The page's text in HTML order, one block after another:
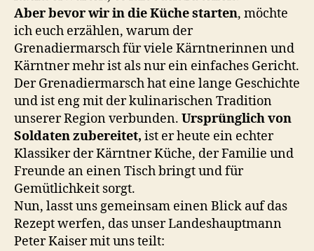
Aber bevor wir in die Küche starten, möchte
ich euch erzählen, warum der
Grenadiermarsch für viele Kärntnerinnen und
Kärntner mehr ist als nur ein einfaches Gericht.
Der Grenadiermarsch hat eine lange Geschichte
und ist eng mit der kulinarischen Tradition
unserer Region verbunden. Ursprünglich von
Soldaten zubereitet, ist er heute ein echter
Klassiker der Kärntner Küche, der Familie und
Freunde an einen Tisch bringt und für
Gemütlichkeit sorgt.
Nun, lasst uns gemeinsam einen Blick auf das
Rezept werfen, das unser Landeshauptmann
Peter Kaiser mit uns teilt: